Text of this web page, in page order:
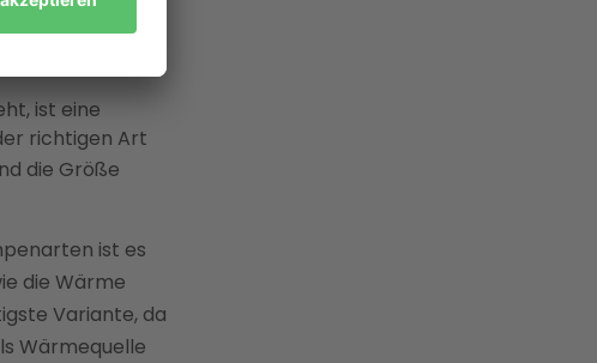
ist eine
richtigen Art
die Größe
ist es
die Wärme
Variante, da
Wärmequelle